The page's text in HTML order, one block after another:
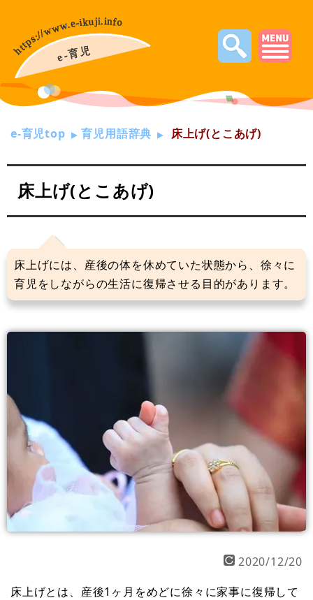
e-育児top 育児用語辞典 床上げ(とこあげ)
床上げ(とこあげ)
床上げには、産後の体を休めていた状態から、徐々に
育児をしながらの生活に復帰させる目的があります。
2020/12/20
床上げとは、産後1ヶ月をめどに徐々に家事に復帰して